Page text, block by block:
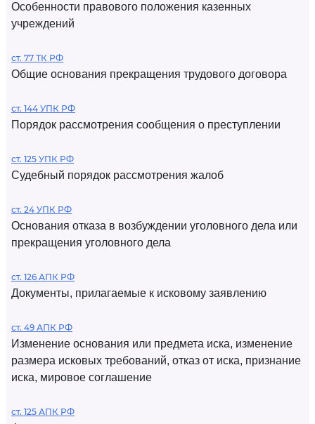
Особенности правового положения казенных
учреждений
ст. 77 ТК РФ
Общие основания прекращения трудового договора
ст. 144 УПК РФ
Порядок рассмотрения сообщения о преступлении
ст. 125 УПК РФ
Судебный порядок рассмотрения жалоб
ст. 24 УПК РФ
Основания отказа в возбуждении уголовного дела или
прекращения уголовного дела
ст. 126 АПК РФ
Документы, прилагаемые к исковому заявлению
ст. 49 АПК РФ
Изменение основания или предмета иска, изменение
размера исковых требований, отказ от иска, признание
иска, мировое соглашение
ст. 125 АПК РФ